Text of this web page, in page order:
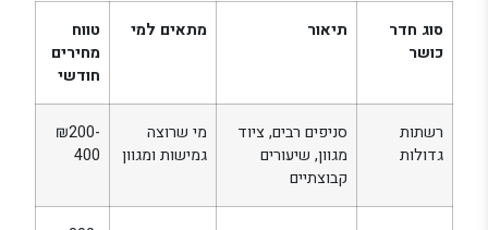
סוג חדר
כושר
תיאור מתאים למי
טווח
מחירים
חודשי
רשתות
גדולות
סניפים רבים, ציוד
מגוון, שיעורים
קבוצתיים
מי שרוצה
גמישות ומגוון
₪200-
400